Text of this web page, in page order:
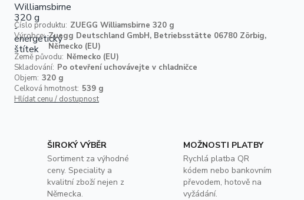
Číslo produktu: ZUEGG Williamsbirne 320 g
Výrobce: Zuegg Deutschland GmbH, Betriebsstätte 06780 Zörbig,
Německo (EU)
Země původu: Německo (EU)
Skladování: Po otevření uchovávejte v chladničce
Objem: 320 g
Celková hmotnost: 539 g
Hlídat cenu / dostupnost
ŠIROKÝ VÝBĚR
Sortiment za výhodné
ceny. Speciality a
kvalitní zboží nejen z
Německa.
MOŽNOSTI PLATBY
Rychlá platba QR
kódem nebo bankovním
převodem, hotově na
vyžádání.